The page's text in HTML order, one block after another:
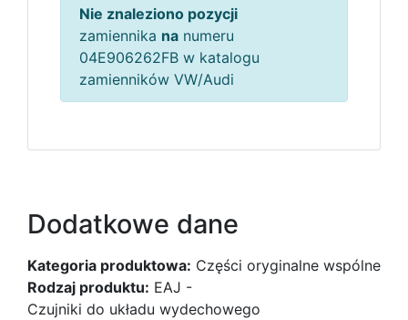
Nie znaleziono pozycji
zamiennika na numeru
04E906262FB w katalogu
zamienników VW/Audi
Dodatkowe dane
Kategoria produktowa: Części oryginalne wspólne
Rodzaj produktu: EAJ -
Czujniki do układu wydechowego